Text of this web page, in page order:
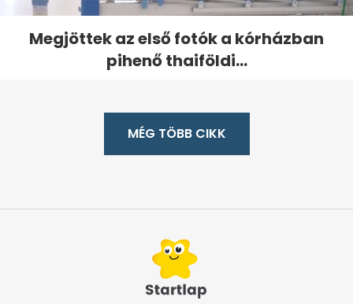
Megjöttek az első fotók a kórházban
pihenő thaiföldi...
MÉG TÖBB CIKK